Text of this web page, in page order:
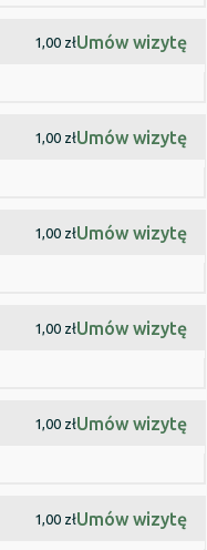
1,00 złUmów wizytę
1,00 złUmów wizytę
1,00 złUmów wizytę
1,00 złUmów wizytę
1,00 złUmów wizytę
1,00 złUmów wizytę